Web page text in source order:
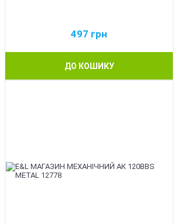
497 грн
ДО КОШИКУ